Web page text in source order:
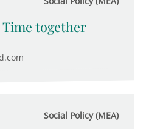
together
Social Policy (MEA)